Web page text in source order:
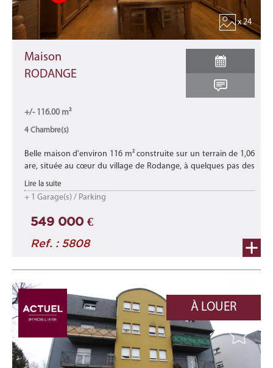
x 24
Maison
RODANGE
+/- 116.00 m²
4 Chambre(s)
Belle maison d'environ 116 m² construite sur un terrain de 1,06
are, située au cœur du village de Rodange, à quelques pas des
commerces, des écoles, des crèches, de la gare, des transports e
...
Lire la suite
+ 1 Garage(s) / Parking
549 000 €
Ref. : 5808
À LOUER